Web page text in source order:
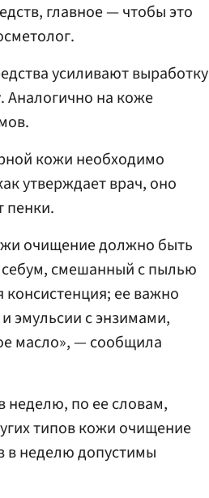
главное — чтобы это
усиливают выработку
Аналогично на коже
кожи необходимо
утверждает врач, оно
пенки.
очищение должно быть
смешанный с пылью
ее важно
эмульсии с энзимами,
масло», — сообщила
неделю, по ее словам,
типов кожи очищение
в неделю допустимы